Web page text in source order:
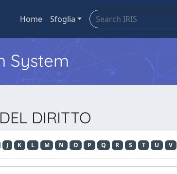
Home Sfoglia
System
DIRITTO
J K L M N O P Q R S T U V